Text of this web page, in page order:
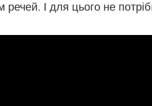
речей. І для цього не